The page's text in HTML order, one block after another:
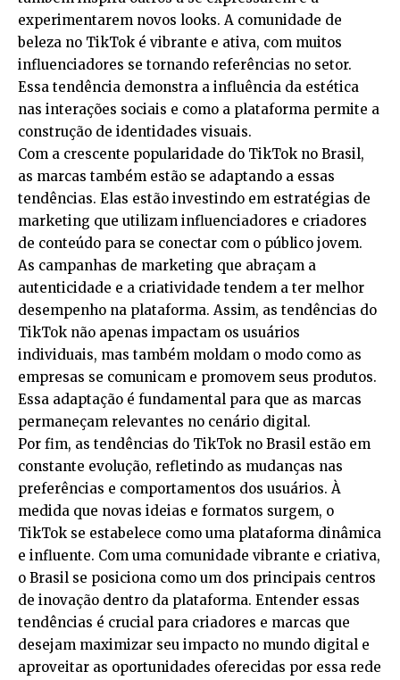
experimentarem novos looks. A comunidade de
beleza no TikTok é vibrante e ativa, com muitos
influenciadores se tornando referências no setor.
Essa tendência demonstra a influência da estética
nas interações sociais e como a plataforma permite a
construção de identidades visuais.
Com a crescente popularidade do TikTok no Brasil,
as marcas também estão se adaptando a essas
tendências. Elas estão investindo em estratégias de
marketing que utilizam influenciadores e criadores
de conteúdo para se conectar com o público jovem.
As campanhas de marketing que abraçam a
autenticidade e a criatividade tendem a ter melhor
desempenho na plataforma. Assim, as tendências do
TikTok não apenas impactam os usuários
individuais, mas também moldam o modo como as
empresas se comunicam e promovem seus produtos.
Essa adaptação é fundamental para que as marcas
permaneçam relevantes no cenário digital.
Por fim, as tendências do TikTok no Brasil estão em
constante evolução, refletindo as mudanças nas
preferências e comportamentos dos usuários. À
medida que novas ideias e formatos surgem, o
TikTok se estabelece como uma plataforma dinâmica
e influente. Com uma comunidade vibrante e criativa,
o Brasil se posiciona como um dos principais centros
de inovação dentro da plataforma. Entender essas
tendências é crucial para criadores e marcas que
desejam maximizar seu impacto no mundo digital e
aproveitar as oportunidades oferecidas por essa rede